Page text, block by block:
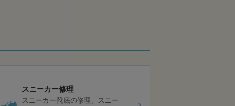
スニーカー修理
スニーカー靴底の修理
スニー